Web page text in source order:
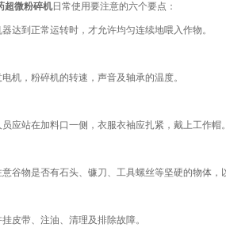
超微粉碎机日常使用要注意的六个要点：
到正常运转时，才允许均匀连续地喂入作物。
，粉碎机的转速，声音及轴承的温度。
站在加料口一侧，衣服衣袖应扎紧，戴上工作帽
物是否有石头、镰刀、工具螺丝等坚硬的物体，
带、注油、清理及排除故障。